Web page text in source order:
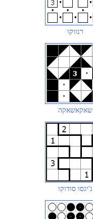
רנזוקו
שאקאשאקה
ג'יגסו סודוקו